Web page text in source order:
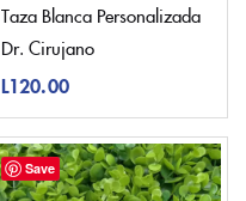
Taza Blanca Personalizada
Dr. Cirujano
L120.00
Save